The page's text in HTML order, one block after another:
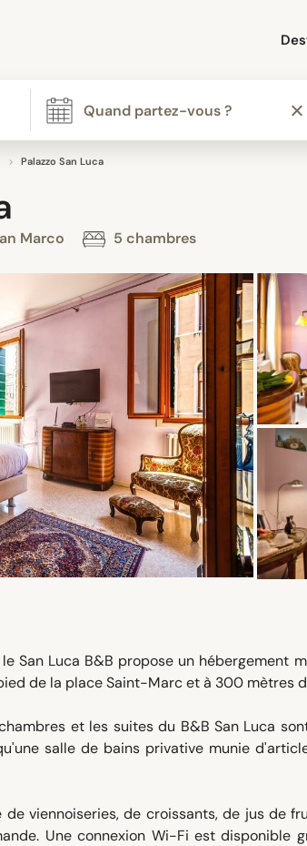
Palazzo San Luca
Marco 5 chambres
San Luca B&B propose un hébergement
de la place Saint-Marc et à 300 mètres
et les suites du B&B San Luca
salle de bains privative munie
viennoiseries, de croissants, de jus de
Une connexion Wi-Fi est disponible